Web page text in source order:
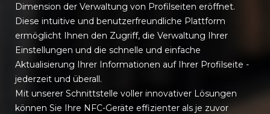
Dimension der Verwaltung von Profilseiten eröffnet.
Diese intuitive und benutzerfreundliche Plattform
ermöglicht Ihnen den Zugriff, die Verwaltung Ihrer
Einstellungen und die schnelle und einfache
Aktualisierung Ihrer Informationen auf Ihrer Profilseite -
jederzeit und überall.
Mit unserer Schnittstelle voller innovativer Lösungen
können Sie Ihre NFC-Geräte effizienter als je zuvor